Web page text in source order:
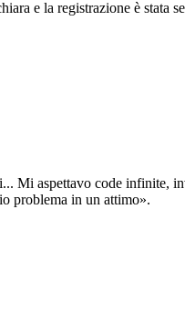
e la registrazione è stata
Mi aspettavo code infinite,
problema in un attimo».